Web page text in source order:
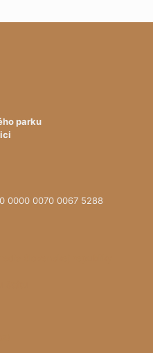
parku
0000 0070 0067 5288